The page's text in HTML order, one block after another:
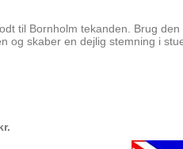
til Bornholm tekanden. Brug
og skaber en dejlig stemning i